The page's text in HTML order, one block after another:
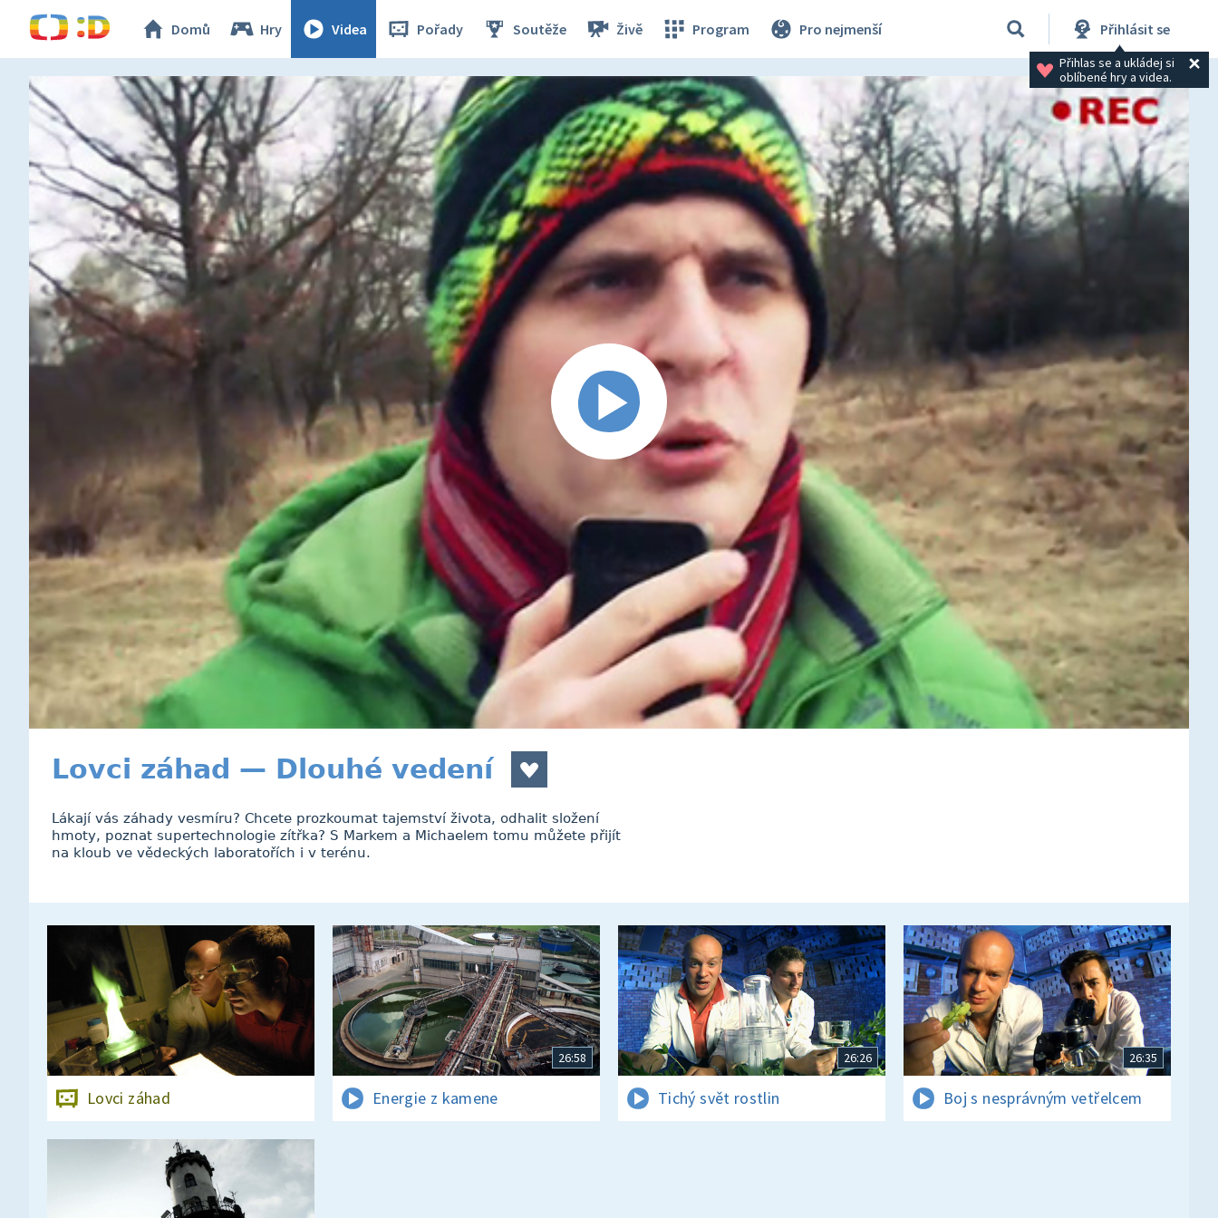
Domů Hry Videa Pořady Soutěže Živě Program Pro nejmenší Přihlásit se
Přihlas se a ukládej si
oblíbené hry a videa.
Lovci záhad — Dlouhé vedení
Lákají vás záhady vesmíru? Chcete prozkoumat tajemství života, odhalit složení
hmoty, poznat supertechnologie zítřka? S Markem a Michaelem tomu můžete přijít
na kloub ve vědeckých laboratořích i v terénu.
Lovci záhad
26:58
Energie z kamene
26:26
Tichý svět rostlin
26:35
Boj s nesprávným vetřelcem